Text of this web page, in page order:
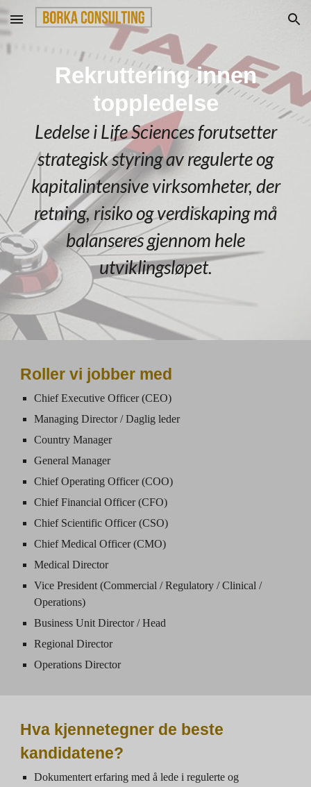
Skip to main content Skip to navigation
Rekruttering innen
toppledelse
Ledelse i Life Sciences forutsetter
strategisk styring av regulerte og
kapitalintensive virksomheter, der
retning, risiko og verdiskaping må
balanseres gjennom hele
utviklingsløpet.
Roller vi jobber med
Chief Executive Officer (CEO)
Managing Director / Daglig leder
Country Manager
General Manager
Chief Operating Officer (COO)
Chief Financial Officer (CFO)
Chief Scientific Officer (CSO)
Chief Medical Officer (CMO)
Medical Director
Vice President (Commercial / Regulatory / Clinical /
Operations)
Business Unit Director / Head
Regional Director
Operations Director
Hva kjennetegner de beste
kandidatene?
Dokumentert erfaring med å lede i regulerte og